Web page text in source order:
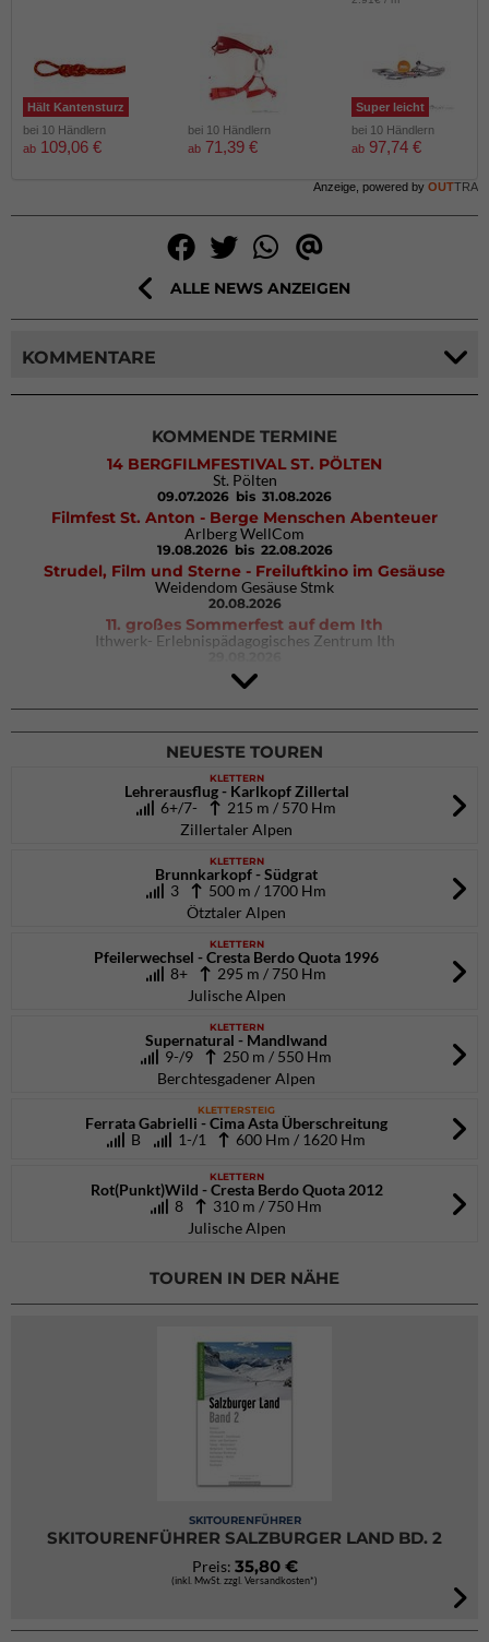
Hält Kantensturz
bei 10 Händlern
ab 109,06 €
bei 10 Händlern
ab 71,39 €
Super leicht
bei 10 Händlern
ab 97,74 €
Anzeige, powered by OUTTRA
ALLE NEWS ANZEIGEN
KOMMENTARE
KOMMENDE TERMINE
14 BERGFILMFESTIVAL ST. PÖLTEN
St. Pölten
09.07.2026 bis 31.08.2026
Filmfest St. Anton - Berge Menschen Abenteuer
Arlberg WellCom
19.08.2026 bis 22.08.2026
Strudel, Film und Sterne - Freiluftkino im Gesäuse
Weidendom Gesäuse Stmk
20.08.2026
11. großes Sommerfest auf dem Ith
Ithwerk- Erlebnispädagogisches Zentrum Ith
4Blocs KIDS 2026
DAV Kletter- & Boulderzentrum München Süd (Thalkirchen)
26.09.2026
NEUESTE TOUREN
KLETTERN
Lehrerausflug - Karlkopf Zillertal
6+/7-
215 m / 570 Hm
Zillertaler Alpen
KLETTERN
Brunnkarkopf - Südgrat
3
500 m / 1700 Hm
Ötztaler Alpen
KLETTERN
Pfeilerwechsel - Cresta Berdo Quota 1996
8+
295 m / 750 Hm
Julische Alpen
KLETTERN
Supernatural - Mandlwand
9-/9
250 m / 550 Hm
Berchtesgadener Alpen
KLETTERSTEIG
Ferrata Gabrielli - Cima Asta Überschreitung
B
1-/1 600 Hm / 1620 Hm
KLETTERN
Rot(Punkt)Wild - Cresta Berdo Quota 2012
8
310 m / 750 Hm
Julische Alpen
TOUREN IN DER NÄHE
SKITOURENFÜHRER
SKITOURENFÜHRER SALZBURGER LAND BD. 2
Preis: 35,80 €
(inkl. MwSt. zzgl. Versandkosten*)